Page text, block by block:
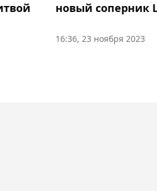
утверждены в
новый соперник
16:36, 23 ноября 2023